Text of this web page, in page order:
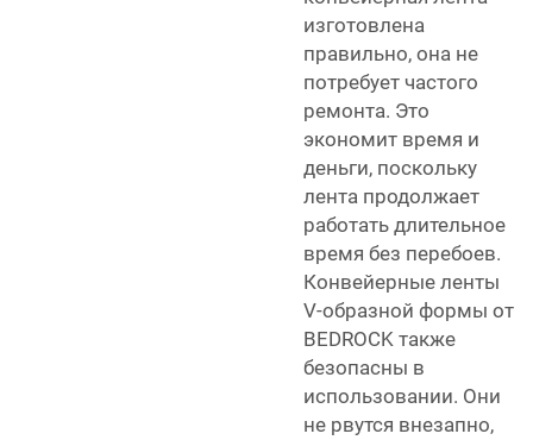
изготовлена
правильно, она не
потребует частого
ремонта. Это
экономит время и
деньги, поскольку
лента продолжает
работать длительное
время без перебоев.
Конвейерные ленты
V-образной формы от
BEDROCK также
безопасны в
использовании. Они
не рвутся внезапно,